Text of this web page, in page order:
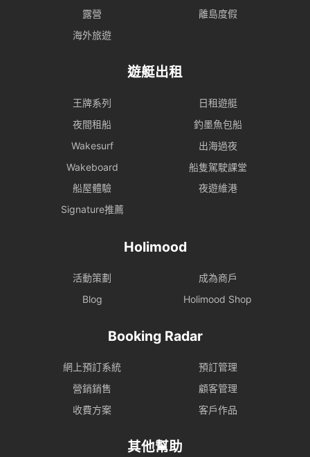
露營
離島度假
海外旅遊
遊艇出租
王牌系列
日租遊艇
夜間租船
釣墨魚包船
Wakesurf
出海過夜
Wakeboard
船隻駕駛課堂
船屋體驗
夜遊維港
Signature推薦
Holimood
活動策劃
成為商戶
Blog
Holimood Shop
Booking Radar
網上預訂系統
預訂管理
營銷銷售
顧客管理
收費方案
客戶作品
其他幫助